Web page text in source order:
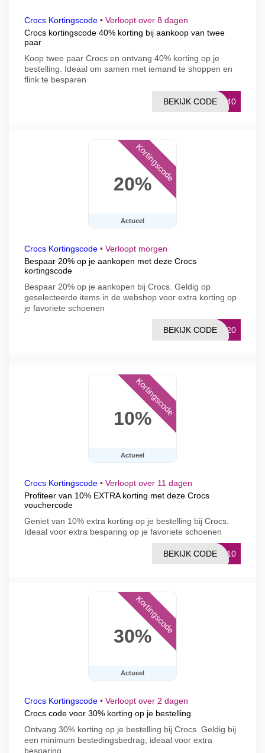
Crocs Kortingscode • Verloopt over 8 dagen
Crocs kortingscode 40% korting bij aankoop van twee
paar
Koop twee paar Crocs en ontvang 40% korting op je
bestelling. Ideaal om samen met iemand te shoppen en
flink te besparen
CS40
BEKIJK CODE
20%
Actueel
Kortingscode
Crocs Kortingscode • Verloopt morgen
Bespaar 20% op je aankopen met deze Crocs
kortingscode
Bespaar 20% op je aankopen bij Crocs. Geldig op
geselecteerde items in de webshop voor extra korting op
je favoriete schoenen
FF20
BEKIJK CODE
10%
Actueel
Kortingscode
Crocs Kortingscode • Verloopt over 11 dagen
Profiteer van 10% EXTRA korting met deze Crocs
vouchercode
Geniet van 10% extra korting op je bestelling bij Crocs.
Ideaal voor extra besparing op je favoriete schoenen
IP10
BEKIJK CODE
30%
Actueel
Kortingscode
Crocs Kortingscode • Verloopt over 2 dagen
Crocs code voor 30% korting op je bestelling
Ontvang 30% korting op je bestelling bij Crocs. Geldig bij
een minimum bestedingsbedrag, ideaal voor extra
besparing